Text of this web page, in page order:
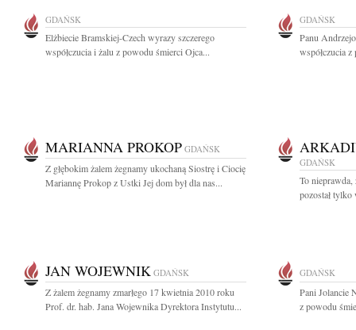
GDAŃSK
Elżbiecie Bramskiej-Czech wyrazy szczerego
współczucia i żalu z powodu śmierci Ojca...
GDAŃSK
Panu
współczucia
MARIANNA PROKOP GDAŃSK
Z głębokim żalem żegnamy ukochaną Siostrę i Ciocię
Mariannę Prokop z Ustki Jej dom był dla nas...
GDAŃSK
To nieprawda,
pozostał tylko
JAN WOJEWNIK GDAŃSK
Z żalem żegnamy zmarłego 17 kwietnia 2010 roku
Prof. dr. hab. Jana Wojewnika Dyrektora Instytutu...
GDAŃSK
Pani Jolancie
z powodu